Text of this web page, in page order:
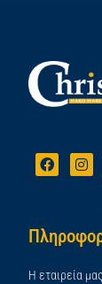
Η εταιρεία μας